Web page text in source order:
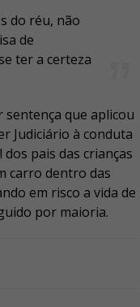
do réu, não
de
ter a certeza
sentença que aplicou
Judiciário à conduta
pais das crianças
carro dentro das
em risco a vida de
por maioria.